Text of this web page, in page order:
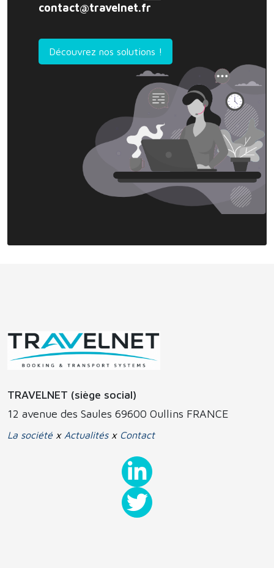
contact@travelnet.fr
Découvrez nos solutions !
TRAVELNET (siège social)
12 avenue des Saules 69600 Oullins FRANCE
La société x Actualitésx Contact